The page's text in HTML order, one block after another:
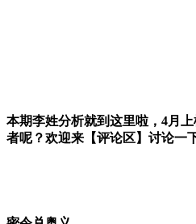
本期李姓分析就到这里啦，4月
者呢？欢迎来【评论区】讨论一